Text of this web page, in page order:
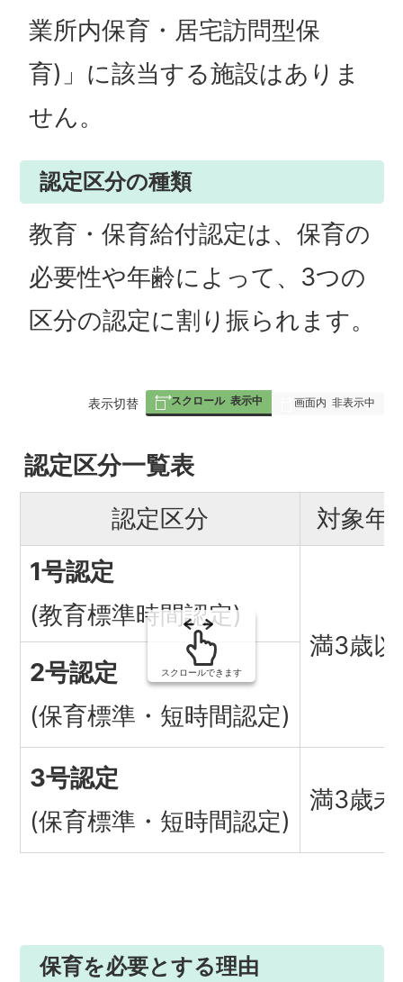
業所内保育・居宅訪問型保
育)」に該当する施設はありま
せん。
認定区分の種類
教育・保育給付認定は、保育の
必要性や年齢によって、3つの
区分の認定に割り振られます。
表
み
表示切替 スクロール 表示中 画面内 非表示中
認定区分一覧表
認定区分
対象年
1号認定
(教育標準時間認定)
満3歳以
2号認定
(保育標準・短時間認定)
3号認定
(保育標準・短時間認定)
満3歳未
スクロールできます
保育を必要とする理由